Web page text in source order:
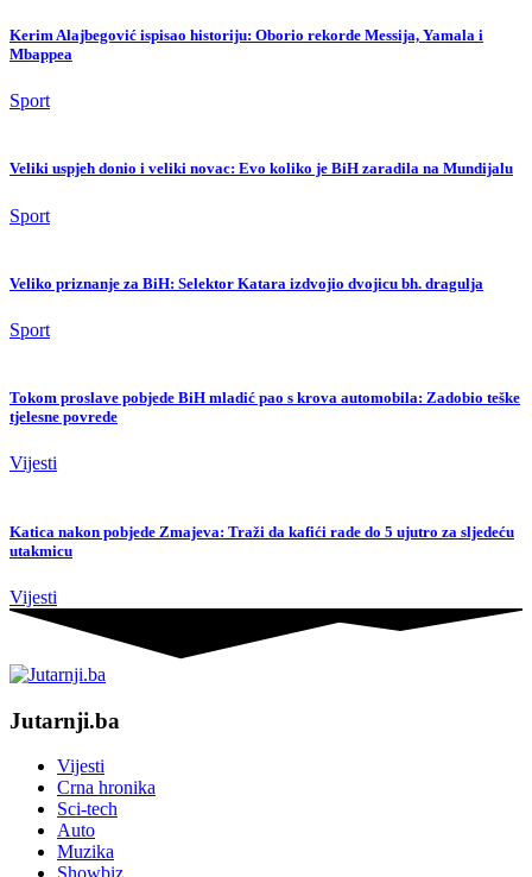
Kerim Alajbegović ispisao historiju: Oborio rekorde Messija, Yamala i
Mbappea
Sport
Veliki uspjeh donio i veliki novac: Evo koliko je BiH zaradila na Mundijalu
Sport
Veliko priznanje za BiH: Selektor Katara izdvojio dvojicu bh. dragulja
Sport
Tokom proslave pobjede BiH mladić pao s krova automobila: Zadobio teške
tjelesne povrede
Vijesti
Katica nakon pobjede Zmajeva: Traži da kafići rade do 5 ujutro za sljedeću
utakmicu
Vijesti
Jutarnji.ba
Vijesti
Crna hronika
Sci-tech
Auto
Muzika